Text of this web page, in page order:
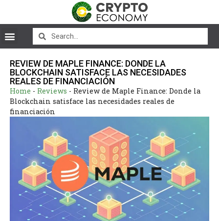
REVIEW DE MAPLE FINANCE: DONDE LA
BLOCKCHAIN SATISFACE LAS NECESIDADES
REALES DE FINANCIACIÓN
Home - Reviews - Review de Maple Finance: Donde la
Blockchain satisface las necesidades reales de
financiación